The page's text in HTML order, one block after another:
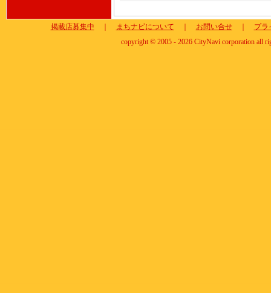
掲載店募集中 まちナビについて お問い合せ｜
プラ
copyright © 2005 - 2026 CityNavi corporation all